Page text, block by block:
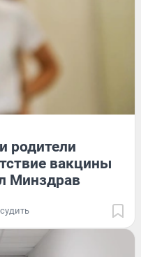
родители
вакцины
Минздрав